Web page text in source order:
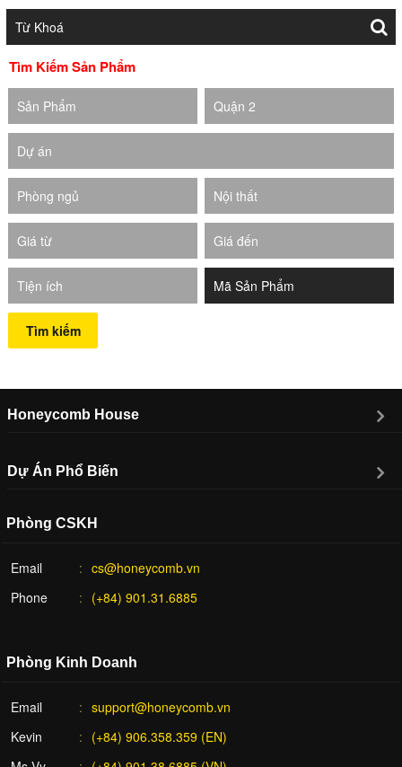
Tìm Kiếm Sản Phẩm
Sản Phẩm Quận 2
Dự án
Phòng ngủ Nội thất
Giá từ Giá đến
Tiện ích
Tìm kiếm
Honeycomb House
Dự Án Phổ Biến
Phòng CSKH
Email
cs@honeycomb.vn
Phone
(+84) 901.31.6885
Phòng Kinh Doanh
Email
support@honeycomb.vn
Kevin
(+84) 906.358.359 (EN)